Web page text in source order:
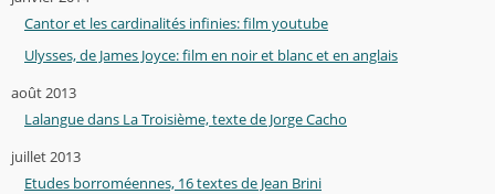
Cantor et les cardinalités infinies: film youtube
Ulysses, de James Joyce: film en noir et blanc et en anglais
août 2013
Lalangue dans La Troisième, texte de Jorge Cacho
juillet 2013
Etudes borroméennes, 16 textes de Jean Brini